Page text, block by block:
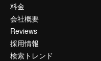
料金
会社概要
Reviews
採用情報
検索トレンド